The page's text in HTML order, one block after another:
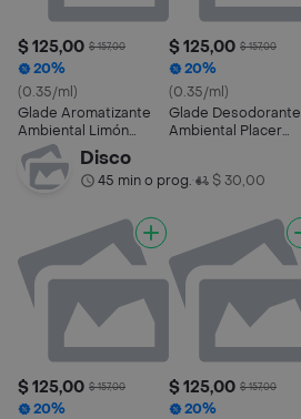
$ 125,00 $ 157,00
20%
(0.35/ml)
Glade Aromatizante
Ambiental Limón
Refrescante Aerosol
360 mL
$ 125,00 $ 157,00
20%
(0.35/ml)
Glade Desodorante
Ambiental Placer
Disco
45 min o prog.• $ 30,00
$ 125,00 $ 157,00
20%
$ 125,00 $ 157,00
20%